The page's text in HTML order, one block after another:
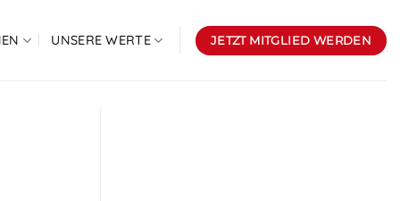
UNSERE WERTE JETZT MITGLIED WERDEN